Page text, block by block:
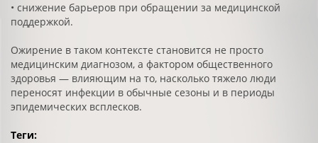
• снижение барьеров при обращении за медицинской
поддержкой.
Ожирение в таком контексте становится не просто
медицинским диагнозом, а фактором общественного
здоровья — влияющим на то, насколько тяжело люди
переносят инфекции в обычные сезоны и в периоды
эпидемических всплесков.
Теги: